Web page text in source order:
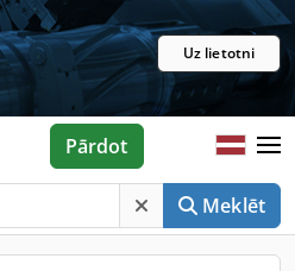
Uz lietotni
Meklēt
Pārdot